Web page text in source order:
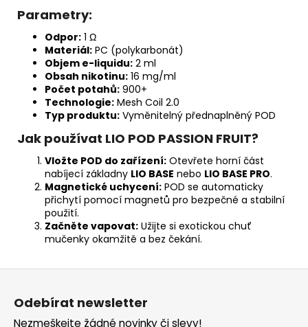
Parametry:
Odpor: 1 Ω
Materiál: PC (polykarbonát)
Objem e-liquidu: 2 ml
Obsah nikotinu: 16 mg/ml
Počet potahů: 900+
Technologie: Mesh Coil 2.0
Typ produktu: Vyměnitelný přednaplněný POD
Jak používat LIO POD PASSION FRUIT?
Vložte POD do zařízení: Otevřete horní část
nabíjecí základny LIO BASE nebo LIO BASE PRO.
Magnetické uchycení: POD se automaticky
přichytí pomocí magnetů pro bezpečné a stabilní
použití.
Začněte vapovat: Užijte si exotickou chuť
mučenky okamžitě a bez čekání.
Odebírat newsletter
Nezmeškejte žádné novinky či slevy!